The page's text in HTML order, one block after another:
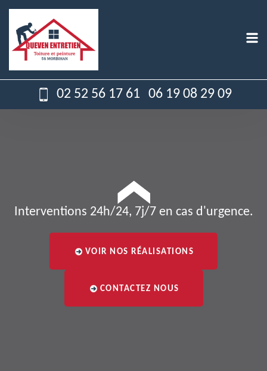
02 52 56 17 61 06 19 08 29 09
Interventions 24h/24, 7j/7 en cas d'urgence.
VOIR NOS RÉALISATIONS
CONTACTEZ NOUS